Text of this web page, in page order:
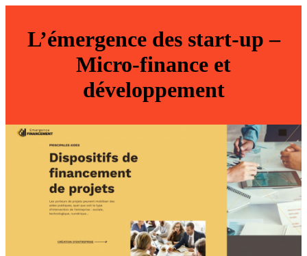
L’émergence des start-up –
Micro-finance et
développement